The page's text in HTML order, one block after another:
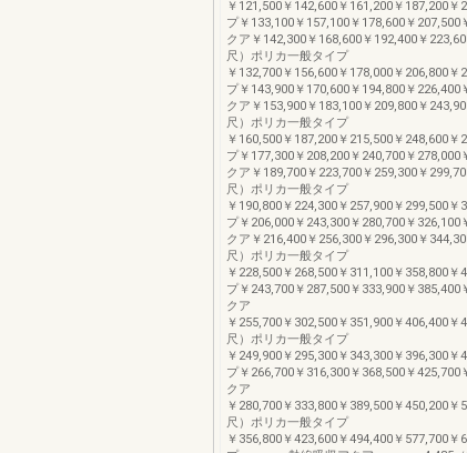
￥121,500￥142,600￥161,200￥187,200￥
プ￥133,100￥157,100￥178,600￥207,500
クア￥142,300￥168,600￥192,400￥
尺）ポリカ一般タイプ
￥132,700￥156,600￥178,000￥206,800￥
プ￥143,900￥170,600￥194,800￥226,400
クア￥153,900￥183,100￥209,800￥
尺）ポリカ一般タイプ
￥160,500￥187,200￥215,500￥248,600￥
プ￥177,300￥208,200￥240,700￥278,000
クア￥189,700￥223,700￥259,300￥
尺）ポリカ一般タイプ
￥190,800￥224,300￥257,900￥299,500￥
プ￥206,000￥243,300￥280,700￥326,100
クア￥216,400￥256,300￥296,300￥
尺）ポリカ一般タイプ
￥228,500￥268,500￥311,100￥358,800￥
プ￥243,700￥287,500￥333,900￥385,400
クア
￥255,700￥302,500￥351,900￥406,400￥
尺）ポリカ一般タイプ
￥249,900￥295,300￥343,300￥396,300￥
プ￥266,700￥316,300￥368,500￥425,700
クア
￥280,700￥333,800￥389,500￥450,200￥
尺）ポリカ一般タイプ
￥356,800￥423,600￥494,400￥577,700￥